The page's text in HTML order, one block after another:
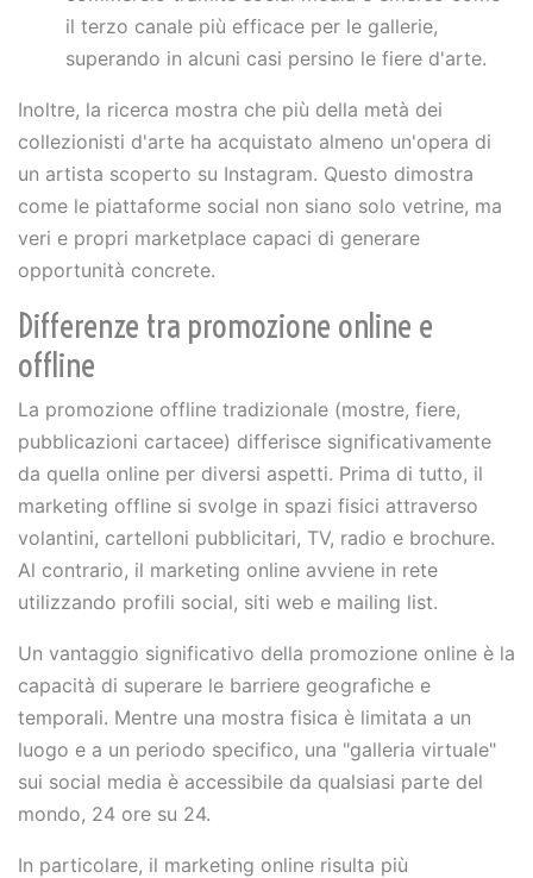
il terzo canale più efficace per le gallerie,
superando in alcuni casi persino le fiere d'arte.
Inoltre, la ricerca mostra che più della metà dei
collezionisti d'arte ha acquistato almeno un'opera di
un artista scoperto su Instagram. Questo dimostra
come le piattaforme social non siano solo vetrine, ma
veri e propri marketplace capaci di generare
opportunità concrete.
Differenze tra promozione online e
offline
La promozione offline tradizionale (mostre, fiere,
pubblicazioni cartacee) differisce significativamente
da quella online per diversi aspetti. Prima di tutto, il
marketing offline si svolge in spazi fisici attraverso
volantini, cartelloni pubblicitari, TV, radio e brochure.
Al contrario, il marketing online avviene in rete
utilizzando profili social, siti web e mailing list.
Un vantaggio significativo della promozione online è la
capacità di superare le barriere geografiche e
temporali. Mentre una mostra fisica è limitata a un
luogo e a un periodo specifico, una "galleria virtuale"
sui social media è accessibile da qualsiasi parte del
mondo, 24 ore su 24.
In particolare, il marketing online risulta più